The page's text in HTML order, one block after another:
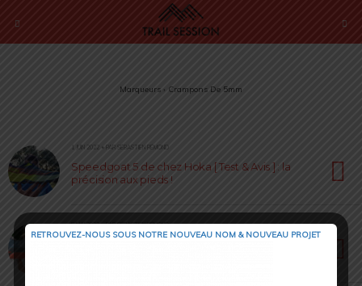
Marqueurs › Crampons De 5mm
1 JUIN 2022 • PAR SÉBASTIEN RÉMOND
Speedgoat 5 de chez Hoka [ Test & Avis ] : la
précision aux pieds !
5 MAI 2022 • PAR SÉBASTIEN RÉMOND
RETROUVEZ-NOUS SOUS NOTRE NOUVEAU NOM & NOUVEAU PROJET